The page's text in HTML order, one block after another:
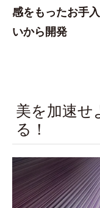
感をもったお手
いから開発
美を加速せ
る！